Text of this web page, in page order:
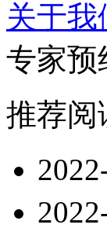
关于我
专家预
推荐阅